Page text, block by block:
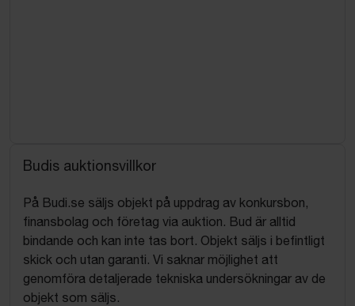
Budis auktionsvillkor
På Budi.se säljs objekt på uppdrag av konkursbon,
finansbolag och företag via auktion. Bud är alltid
bindande och kan inte tas bort. Objekt säljs i befintligt
skick och utan garanti. Vi saknar möjlighet att
genomföra detaljerade tekniska undersökningar av de
objekt som säljs.